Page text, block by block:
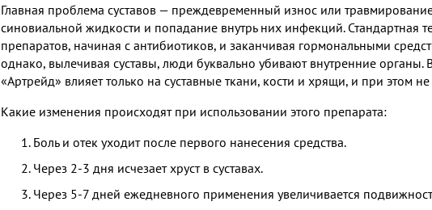
Главная проблема суставов — преждевременный износ или
синовиальной жидкости и попадание внутрь них инфекций. Стандартная
препаратов, начиная с антибиотиков, и заканчивая гормональными
однако, вылечивая суставы, люди буквально убивают внутренние органы.
«Артрейд» влияет только на суставные ткани, кости и хрящи, и при этом
Какие изменения происходят при использовании этого препарата:
Боль и отек уходит после первого нанесения средства.
Через 2-3 дня исчезает хруст в суставах.
Через 5-7 дней ежедневного применения увеличивается